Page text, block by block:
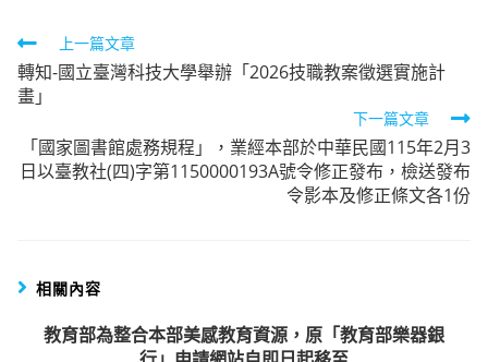
Read
more
articles
上一篇文章
轉知-國立臺灣科技大學舉辦「2026技職教案徵選實施計
畫」
下一篇文章
「國家圖書館處務規程」，業經本部於中華民國115年2月3
日以臺教社(四)字第1150000193A號令修正發布，檢送發布
令影本及修正條文各1份
相關內容
教育部為整合本部美感教育資源，原「教育部樂器銀